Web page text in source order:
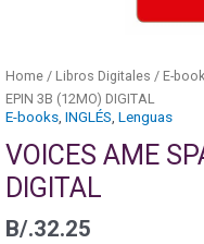
Home / Libros Digitales / E-
EPIN 3B (12MO) DIGITAL
E-books INGLÉS Lenguas
VOICES AME
DIGITAL
B/.32.25